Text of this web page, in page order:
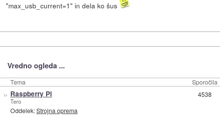
"max_usb_current=1" in dela ko šus
Vredno ogleda ...
Tema Sporočila
» Raspberry Pi
Tero
Oddelek:Strojna oprema
4538